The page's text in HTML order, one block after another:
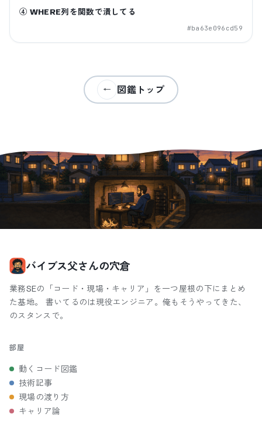
④ WHERE列を関数で潰してる
#ba63e096cd59
← 図鑑トップ
バイブス父さんの穴倉
業務SEの「コード・現場・キャリア」を一つ屋根の下にまとめ
た基地。 書いてるのは現役エンジニア。俺もそうやってきた、
のスタンスで。
部屋
動くコード図鑑
技術記事
現場の渡り方
キャリア論